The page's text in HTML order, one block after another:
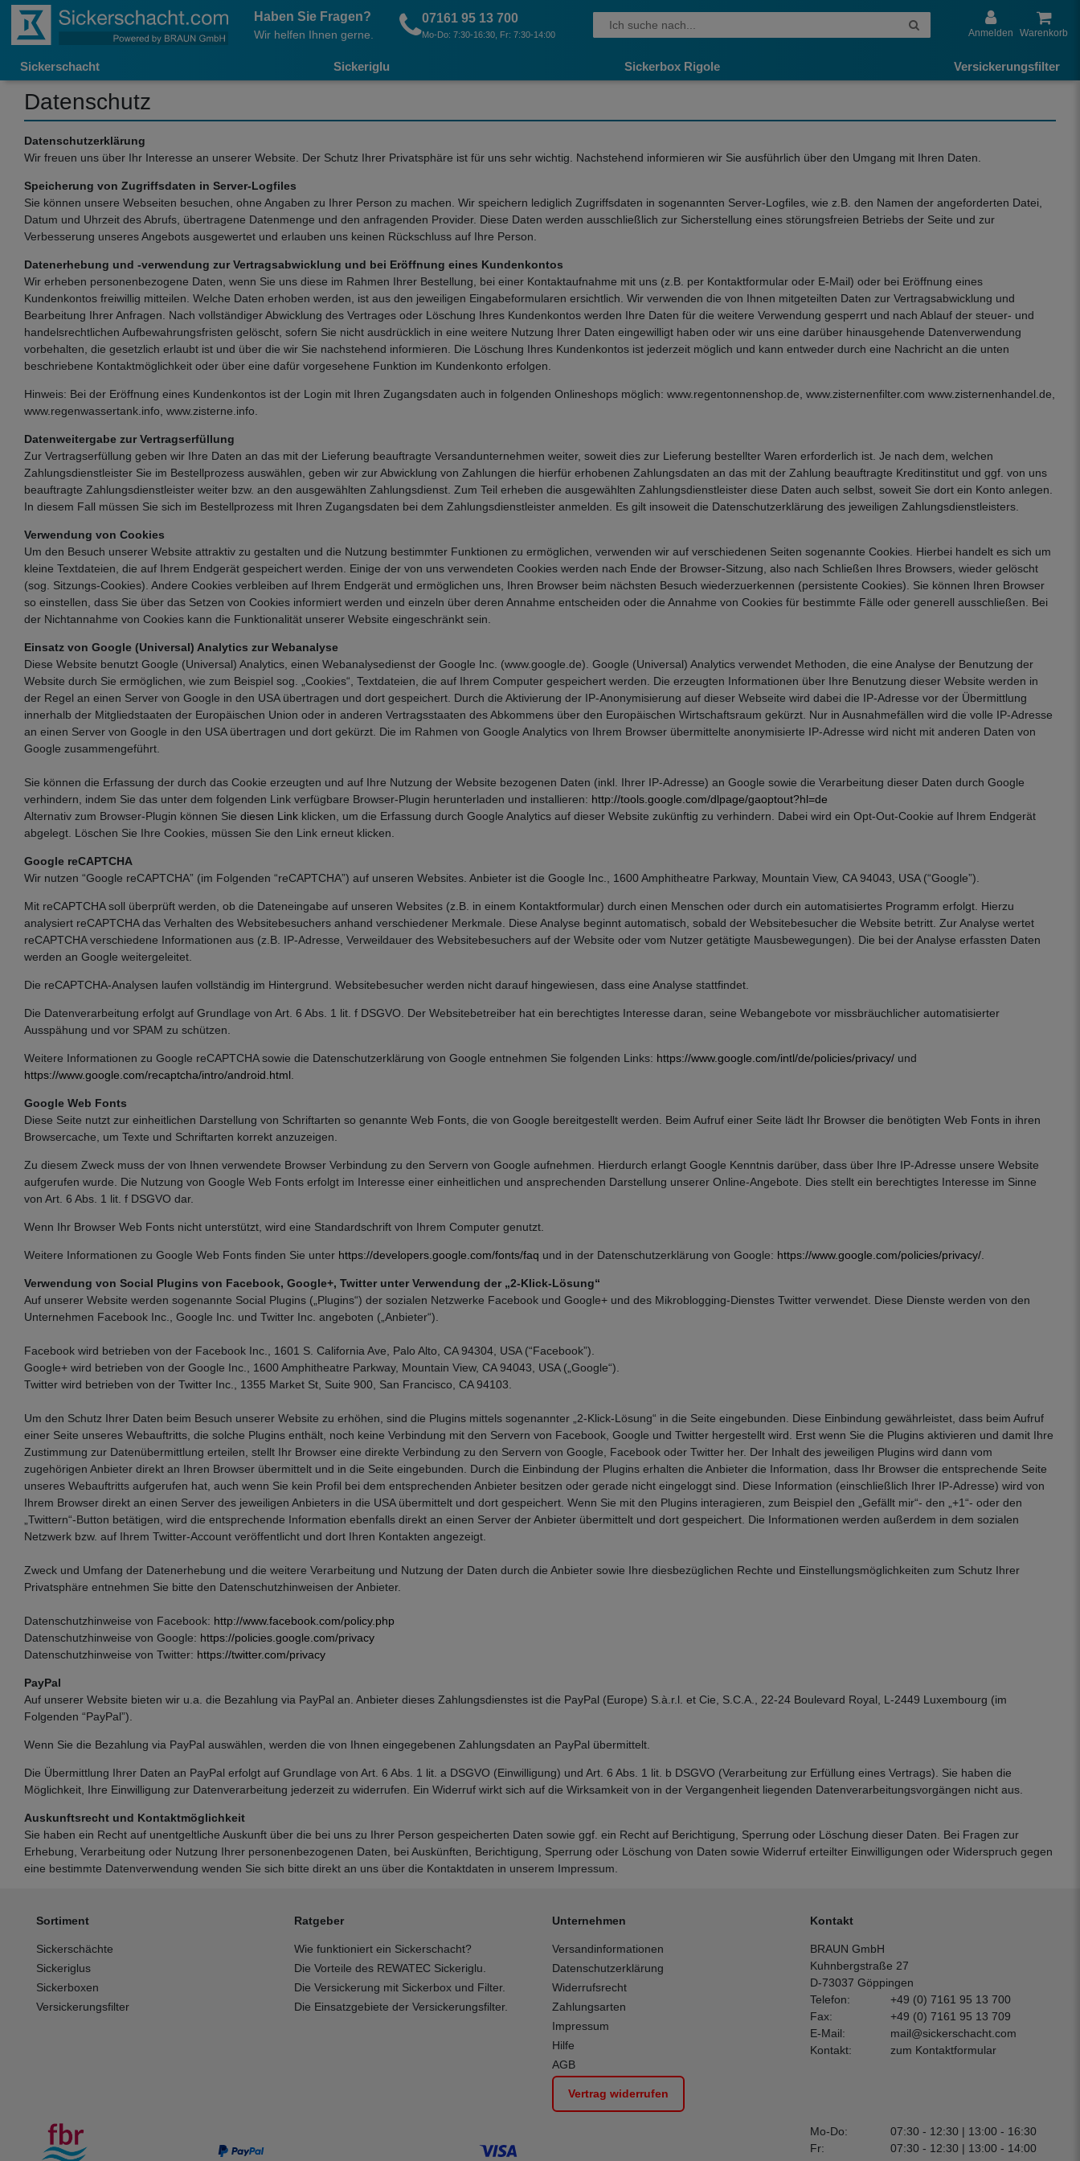
Haben Sie Fragen?
Wir helfen Ihnen gerne.
07161 95 13 700
Mo-Do: 7:30-16:30, Fr: 7:30-14:00 Anmelden Warenkorb
Sickerschacht Sickeriglu Sickerbox Rigole Versickerungsfilter
Datenschutz
Datenschutzerklärung
Wir freuen uns über Ihr Interesse an unserer Website. Der Schutz Ihrer Privatsphäre ist für uns sehr wichtig. Nachstehend informieren wir Sie ausführlich über den Umgang mit Ihren Daten.
Speicherung von Zugriffsdaten in Server-Logfiles
Sie können unsere Webseiten besuchen, ohne Angaben zu Ihrer Person zu machen. Wir speichern lediglich Zugriffsdaten in sogenannten Server-Logfiles, wie z.B. den Namen der angeforderten Datei,
Datum und Uhrzeit des Abrufs, übertragene Datenmenge und den anfragenden Provider. Diese Daten werden ausschließlich zur Sicherstellung eines störungsfreien Betriebs der Seite und zur
Verbesserung unseres Angebots ausgewertet und erlauben uns keinen Rückschluss auf Ihre Person.
Datenerhebung und -verwendung zur Vertragsabwicklung und bei Eröffnung eines Kundenkontos
Wir erheben personenbezogene Daten, wenn Sie uns diese im Rahmen Ihrer Bestellung, bei einer Kontaktaufnahme mit uns (z.B. per Kontaktformular oder E-Mail) oder bei Eröffnung eines
Kundenkontos freiwillig mitteilen. Welche Daten erhoben werden, ist aus den jeweiligen Eingabeformularen ersichtlich. Wir verwenden die von Ihnen mitgeteilten Daten zur Vertragsabwicklung und
Bearbeitung Ihrer Anfragen. Nach vollständiger Abwicklung des Vertrages oder Löschung Ihres Kundenkontos werden Ihre Daten für die weitere Verwendung gesperrt und nach Ablauf der steuer- und
handelsrechtlichen Aufbewahrungsfristen gelöscht, sofern Sie nicht ausdrücklich in eine weitere Nutzung Ihrer Daten eingewilligt haben oder wir uns eine darüber hinausgehende Datenverwendung
vorbehalten, die gesetzlich erlaubt ist und über die wir Sie nachstehend informieren. Die Löschung Ihres Kundenkontos ist jederzeit möglich und kann entweder durch eine Nachricht an die unten
beschriebene Kontaktmöglichkeit oder über eine dafür vorgesehene Funktion im Kundenkonto erfolgen.
Hinweis: Bei der Eröffnung eines Kundenkontos ist der Login mit Ihren Zugangsdaten auch in folgenden Onlineshops möglich: www.regentonnenshop.de, www.zisternenfilter.com www.zisternenhandel.de,
www.regenwassertank.info, www.zisterne.info.
Datenweitergabe zur Vertragserfüllung
Zur Vertragserfüllung geben wir Ihre Daten an das mit der Lieferung beauftragte Versandunternehmen weiter, soweit dies zur Lieferung bestellter Waren erforderlich ist. Je nach dem, welchen
Zahlungsdienstleister Sie im Bestellprozess auswählen, geben wir zur Abwicklung von Zahlungen die hierfür erhobenen Zahlungsdaten an das mit der Zahlung beauftragte Kreditinstitut und ggf. von uns
beauftragte Zahlungsdienstleister weiter bzw. an den ausgewählten Zahlungsdienst. Zum Teil erheben die ausgewählten Zahlungsdienstleister diese Daten auch selbst, soweit Sie dort ein Konto anlegen.
In diesem Fall müssen Sie sich im Bestellprozess mit Ihren Zugangsdaten bei dem Zahlungsdienstleister anmelden. Es gilt insoweit die Datenschutzerklärung des jeweiligen Zahlungsdienstleisters.
Verwendung von Cookies
Um den Besuch unserer Website attraktiv zu gestalten und die Nutzung bestimmter Funktionen zu ermöglichen, verwenden wir auf verschiedenen Seiten sogenannte Cookies. Hierbei handelt es sich um
kleine Textdateien, die auf Ihrem Endgerät gespeichert werden. Einige der von uns verwendeten Cookies werden nach Ende der Browser-Sitzung, also nach Schließen Ihres Browsers, wieder gelöscht
(sog. Sitzungs-Cookies). Andere Cookies verbleiben auf Ihrem Endgerät und ermöglichen uns, Ihren Browser beim nächsten Besuch wiederzuerkennen (persistente Cookies). Sie können Ihren Browser
so einstellen, dass Sie über das Setzen von Cookies informiert werden und einzeln über deren Annahme entscheiden oder die Annahme von Cookies für bestimmte Fälle oder generell ausschließen. Bei
der Nichtannahme von Cookies kann die Funktionalität unserer Website eingeschränkt sein.
Einsatz von Google (Universal) Analytics zur Webanalyse
Diese Website benutzt Google (Universal) Analytics, einen Webanalysedienst der Google Inc. (www.google.de). Google (Universal) Analytics verwendet Methoden, die eine Analyse der Benutzung der
Website durch Sie ermöglichen, wie zum Beispiel sog. „Cookies“, Textdateien, die auf Ihrem Computer gespeichert werden. Die erzeugten Informationen über Ihre Benutzung dieser Website werden in
der Regel an einen Server von Google in den USA übertragen und dort gespeichert. Durch die Aktivierung der IP-Anonymisierung auf dieser Webseite wird dabei die IP-Adresse vor der Übermittlung
innerhalb der Mitgliedstaaten der Europäischen Union oder in anderen Vertragsstaaten des Abkommens über den Europäischen Wirtschaftsraum gekürzt. Nur in Ausnahmefällen wird die volle IP-Adresse
an einen Server von Google in den USA übertragen und dort gekürzt. Die im Rahmen von Google Analytics von Ihrem Browser übermittelte anonymisierte IP-Adresse wird nicht mit anderen Daten von
Google zusammengeführt.
Sie können die Erfassung der durch das Cookie erzeugten und auf Ihre Nutzung der Website bezogenen Daten (inkl. Ihrer IP-Adresse) an Google sowie die Verarbeitung dieser Daten durch Google
verhindern, indem Sie das unter dem folgenden Link verfügbare Browser-Plugin herunterladen und installieren: http://tools.google.com/dlpage/gaoptout?hl=de
Alternativ zum Browser-Plugin können Sie diesen Link klicken, um die Erfassung durch Google Analytics auf dieser Website zukünftig zu verhindern. Dabei wird ein Opt-Out-Cookie auf Ihrem Endgerät
abgelegt. Löschen Sie Ihre Cookies, müssen Sie den Link erneut klicken.
Google reCAPTCHA
Wir nutzen “Google reCAPTCHA” (im Folgenden “reCAPTCHA”) auf unseren Websites. Anbieter ist die Google Inc., 1600 Amphitheatre Parkway, Mountain View, CA 94043, USA (“Google”).
Mit reCAPTCHA soll überprüft werden, ob die Dateneingabe auf unseren Websites (z.B. in einem Kontaktformular) durch einen Menschen oder durch ein automatisiertes Programm erfolgt. Hierzu
analysiert reCAPTCHA das Verhalten des Websitebesuchers anhand verschiedener Merkmale. Diese Analyse beginnt automatisch, sobald der Websitebesucher die Website betritt. Zur Analyse wertet
reCAPTCHA verschiedene Informationen aus (z.B. IP-Adresse, Verweildauer des Websitebesuchers auf der Website oder vom Nutzer getätigte Mausbewegungen). Die bei der Analyse erfassten Daten
werden an Google weitergeleitet.
Die reCAPTCHA-Analysen laufen vollständig im Hintergrund. Websitebesucher werden nicht darauf hingewiesen, dass eine Analyse stattfindet.
Die Datenverarbeitung erfolgt auf Grundlage von Art. 6 Abs. 1 lit. f DSGVO. Der Websitebetreiber hat ein berechtigtes Interesse daran, seine Webangebote vor missbräuchlicher automatisierter
Ausspähung und vor SPAM zu schützen.
Weitere Informationen zu Google reCAPTCHA sowie die Datenschutzerklärung von Google entnehmen Sie folgenden Links: https://www.google.com/intl/de/policies/privacy/ und
https://www.google.com/recaptcha/intro/android.html
Google Web Fonts
Diese Seite nutzt zur einheitlichen Darstellung von Schriftarten so genannte Web Fonts, die von Google bereitgestellt werden. Beim Aufruf einer Seite lädt Ihr Browser die benötigten Web Fonts in ihren
Browsercache, um Texte und Schriftarten korrekt anzuzeigen.
Zu diesem Zweck muss der von Ihnen verwendete Browser Verbindung zu den Servern von Google aufnehmen. Hierdurch erlangt Google Kenntnis darüber, dass über Ihre IP-Adresse unsere Website
aufgerufen wurde. Die Nutzung von Google Web Fonts erfolgt im Interesse einer einheitlichen und ansprechenden Darstellung unserer Online-Angebote. Dies stellt ein berechtigtes Interesse im Sinne
von Art. 6 Abs. 1 lit. f DSGVO dar.
Wenn Ihr Browser Web Fonts nicht unterstützt, wird eine Standardschrift von Ihrem Computer genutzt.
Weitere Informationen zu Google Web Fonts finden Sie unter https://developers.google.com/fonts/faq und in der Datenschutzerklärung von Google: https://www.google.com/policies/privacy/
Verwendung von Social Plugins von Facebook, Google+, Twitter unter Verwendung der „2-Klick-Lösung“
Auf unserer Website werden sogenannte Social Plugins („Plugins“) der sozialen Netzwerke Facebook und Google+ und des Mikroblogging-Dienstes Twitter verwendet. Diese Dienste werden von den
Unternehmen Facebook Inc., Google Inc. und Twitter Inc. angeboten („Anbieter“).
Facebook wird betrieben von der Facebook Inc., 1601 S. California Ave, Palo Alto, CA 94304, USA (“Facebook”).
Google+ wird betrieben von der Google Inc., 1600 Amphitheatre Parkway, Mountain View, CA 94043, USA („Google“).
Twitter wird betrieben von der Twitter Inc., 1355 Market St, Suite 900, San Francisco, CA 94103.
Um den Schutz Ihrer Daten beim Besuch unserer Website zu erhöhen, sind die Plugins mittels sogenannter „2-Klick-Lösung“ in die Seite eingebunden. Diese Einbindung gewährleistet, dass beim Aufruf
einer Seite unseres Webauftritts, die solche Plugins enthält, noch keine Verbindung mit den Servern von Facebook, Google und Twitter hergestellt wird. Erst wenn Sie die Plugins aktivieren und damit Ihre
Zustimmung zur Datenübermittlung erteilen, stellt Ihr Browser eine direkte Verbindung zu den Servern von Google, Facebook oder Twitter her. Der Inhalt des jeweiligen Plugins wird dann vom
zugehörigen Anbieter direkt an Ihren Browser übermittelt und in die Seite eingebunden. Durch die Einbindung der Plugins erhalten die Anbieter die Information, dass Ihr Browser die entsprechende Seite
unseres Webauftritts aufgerufen hat, auch wenn Sie kein Profil bei dem entsprechenden Anbieter besitzen oder gerade nicht eingeloggt sind. Diese Information (einschließlich Ihrer IP-Adresse) wird von
Ihrem Browser direkt an einen Server des jeweiligen Anbieters in die USA übermittelt und dort gespeichert. Wenn Sie mit den Plugins interagieren, zum Beispiel den „Gefällt mir“- den „+1“- oder den
„Twittern“-Button betätigen, wird die entsprechende Information ebenfalls direkt an einen Server der Anbieter übermittelt und dort gespeichert. Die Informationen werden außerdem in dem sozialen
Netzwerk bzw. auf Ihrem Twitter-Account veröffentlicht und dort Ihren Kontakten angezeigt.
Zweck und Umfang der Datenerhebung und die weitere Verarbeitung und Nutzung der Daten durch die Anbieter sowie Ihre diesbezüglichen Rechte und Einstellungsmöglichkeiten zum Schutz Ihrer
Privatsphäre entnehmen Sie bitte den Datenschutzhinweisen der Anbieter.
Datenschutzhinweise von Facebook: http://www.facebook.com/policy.php
Datenschutzhinweise von Google: https://policies.google.com/privacy
Datenschutzhinweise von Twitter: https://twitter.com/privacy
PayPal
Auf unserer Website bieten wir u.a. die Bezahlung via PayPal an. Anbieter dieses Zahlungsdienstes ist die PayPal (Europe) S.à.r.l. et Cie, S.C.A., 22-24 Boulevard Royal, L-2449 Luxembourg (im
Folgenden “PayPal”).
Wenn Sie die Bezahlung via PayPal auswählen, werden die von Ihnen eingegebenen Zahlungsdaten an PayPal übermittelt.
Die Übermittlung Ihrer Daten an PayPal erfolgt auf Grundlage von Art. 6 Abs. 1 lit. a DSGVO (Einwilligung) und Art. 6 Abs. 1 lit. b DSGVO (Verarbeitung zur Erfüllung eines Vertrags). Sie haben die
Möglichkeit, Ihre Einwilligung zur Datenverarbeitung jederzeit zu widerrufen. Ein Widerruf wirkt sich auf die Wirksamkeit von in der Vergangenheit liegenden Datenverarbeitungsvorgängen nicht aus.
Auskunftsrecht und Kontaktmöglichkeit
Sie haben ein Recht auf unentgeltliche Auskunft über die bei uns zu Ihrer Person gespeicherten Daten sowie ggf. ein Recht auf Berichtigung, Sperrung oder Löschung dieser Daten. Bei Fragen zur
Erhebung, Verarbeitung oder Nutzung Ihrer personenbezogenen Daten, bei Auskünften, Berichtigung, Sperrung oder Löschung von Daten sowie Widerruf erteilter Einwilligungen oder Widerspruch gegen
eine bestimmte Datenverwendung wenden Sie sich bitte direkt an uns über die Kontaktdaten in unserem Impressum.
Sortiment
Sickerschächte
Sickeriglus
Sickerboxen
Versickerungsfilter
Ratgeber
Wie funktioniert ein Sickerschacht?
Die Vorteile des REWATEC Sickeriglu.
Die Versickerung mit Sickerbox und Filter.
Die Einsatzgebiete der Versickerungsfilter.
Unternehmen
Versandinformationen
Datenschutzerklärung
Widerrufsrecht
Zahlungsarten
Impressum
Hilfe
AGB
Vertrag widerrufen
Kontakt
BRAUN GmbH
Kuhnbergstraße 27
D-73037 Göppingen
Telefon:
+49 (0) 7161 95 13 700
Fax:
+49 (0) 7161 95 13 709
E-Mail:
mail@sickerschacht.com
Kontakt:
zum Kontaktformular
Mo-Do:
07:30 - 12:30 | 13:00 - 16:30
Fr:
07:30 - 12:30 | 13:00 - 14:00